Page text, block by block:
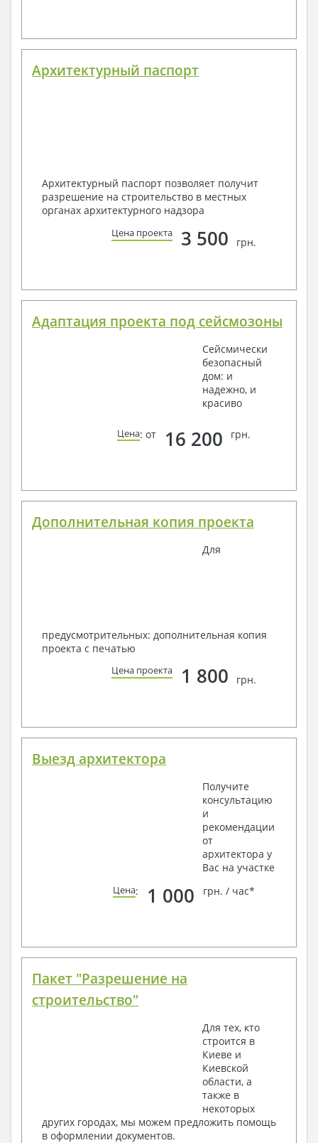
Архитектурный паспорт
Архитектурный паспорт позволяет получит
разрешение на строительство в местных
органах архитектурного надзора
Цена проекта 3 500 грн.
Адаптация проекта под сейсмозоны
Сейсмически
безопасный
дом: и
надежно, и
красиво
Цена: от 16 200 грн.
Дополнительная копия проекта
Для
предусмотрительных: дополнительная копия
проекта с печатью
Цена проекта 1 800 грн.
Выезд архитектора
Получите
консультацию
и
рекомендации
от
архитектора у
Вас на участке
Цена: 1 000 грн. / час*
Пакет "Разрешение на
строительство"
Для тех, кто
строится в
Киеве и
Киевской
области, а
также в
некоторых
других городах, мы можем предложить помощь
в оформлении документов.